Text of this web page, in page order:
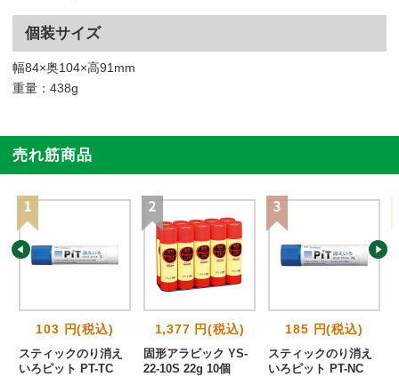
個装サイズ
幅84×奥104×高91mm
重量：438g
売れ筋商品
103 円(税込)
スティックのり消え
いろピット PT-TC
1,377 円(税込)
固形アラビック YS-
22-10S 22g 10個
185 円(税込)
スティックのり消え
いろピット PT-NC